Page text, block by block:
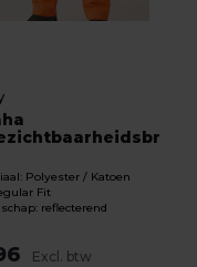
Polyester / Katoen
Fit
reflecterend
Excl. btw